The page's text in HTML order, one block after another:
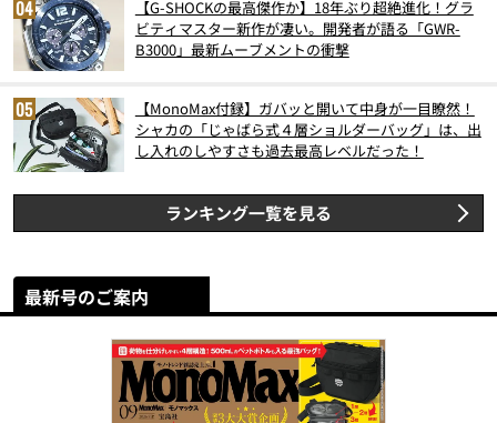
【G-SHOCKの最高傑作か】18年ぶり超絶進化！グラ
ビティマスター新作が凄い。開発者が語る「GWR-
B3000」最新ムーブメントの衝撃
【MonoMax付録】ガバッと開いて中身が一目瞭然！
シャカの「じゃばら式４層ショルダーバッグ」は、出
し入れのしやすさも過去最高レベルだった！
ランキング一覧を見る
最新号のご案内